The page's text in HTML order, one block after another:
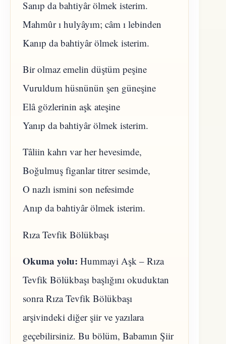
Sanıp da bahtiyâr ölmek isterim.
Mahmûr ı hulyâyım; câm ı lebinden
Kanıp da bahtiyâr ölmek isterim.
Bir olmaz emelin düştüm peşine
Vuruldum hüsnünün şen güneşine
Elâ gözlerinin aşk ateşine
Yanıp da bahtiyâr ölmek isterim.
Tâliin kahrı var her hevesimde,
Boğulmuş figanlar titrer sesimde,
O nazlı ismini son nefesimde
Anıp da bahtiyâr ölmek isterim.
Rıza Tevfik Bölükbaşı
Okuma yolu: Hummayi Aşk – Rıza
Tevfik Bölükbaşı başlığını okuduktan
sonra Rıza Tevfik Bölükbaşı
arşivindeki diğer şiir ve yazılara
geçebilirsiniz. Bu bölüm, Babamın Şiir